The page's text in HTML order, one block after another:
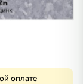
оплате